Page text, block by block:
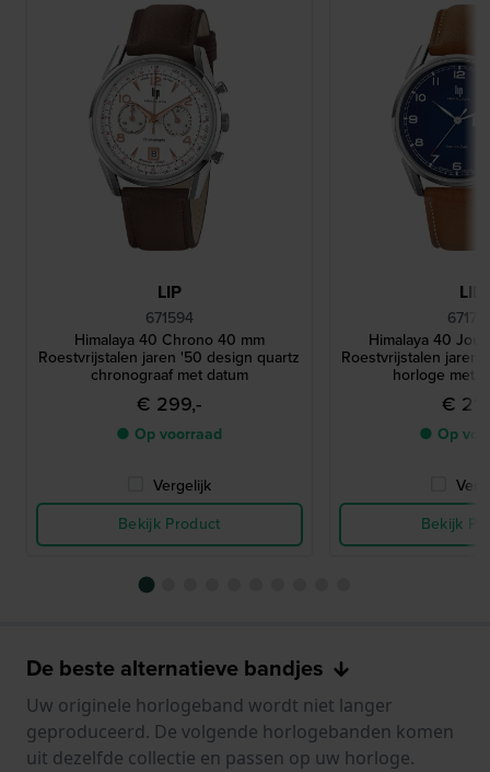
LIP
671594
Himalaya 40 Chrono 40 mm
Roestvrijstalen jaren '50 design quartz
chronograaf met datum
€ 299,-
● Op voorraad
Vergelijk
Bekijk Product
LIP
Himalaya 40
Roestvrijstalen jaren
horloge met
€
● Op
Bekijk
De beste alternatieve bandjes
Uw originele horlogeband wordt niet langer
geproduceerd. De volgende horlogebanden komen
uit dezelfde collectie en passen op uw horloge.